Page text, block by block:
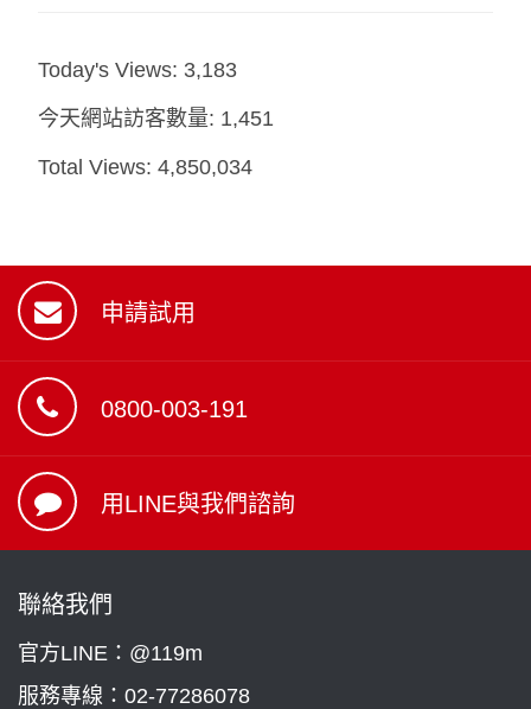
Today's Views: 3,183
今天網站訪客數量: 1,451
Total Views:4,850,034
申請試用
0800-003-191
用LINE與我們諮詢
聯絡我們
官方LINE：@119m
服務專線： 02-77286078